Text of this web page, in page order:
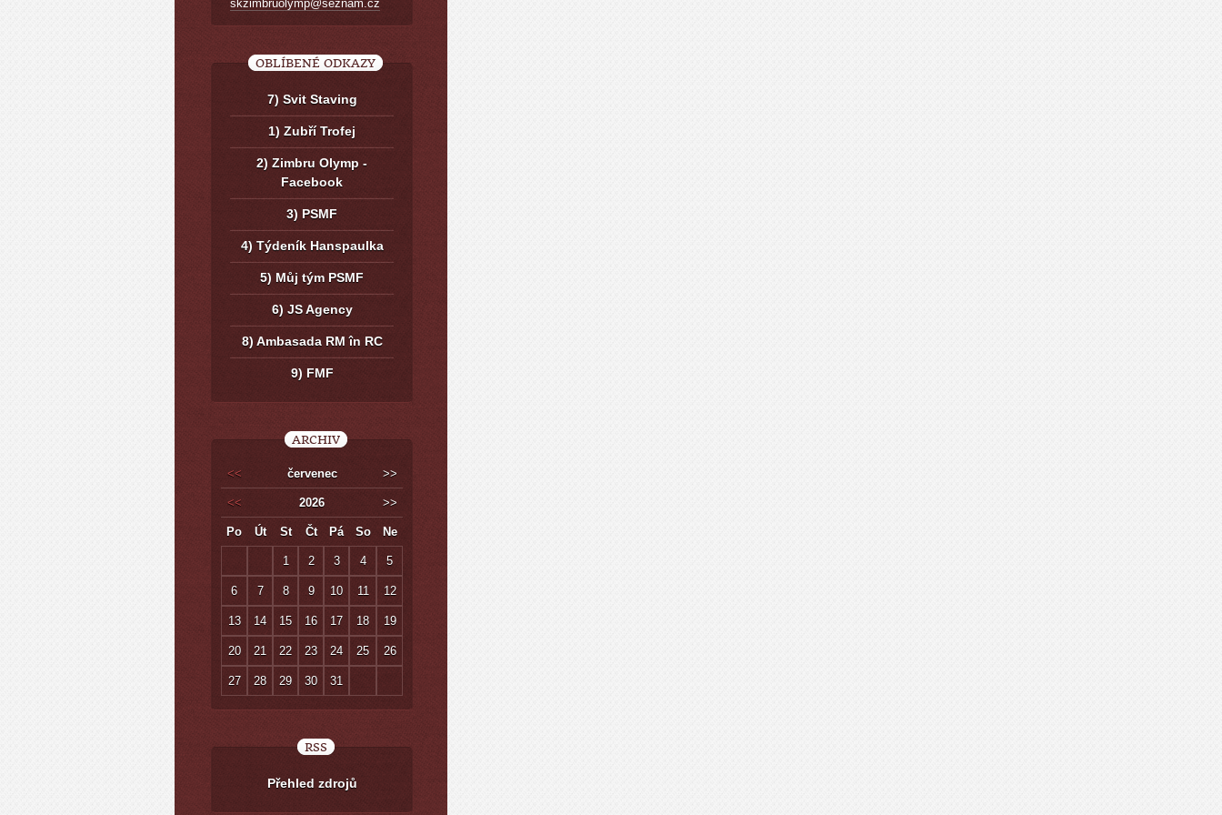
skzimbruolymp@seznam.cz
OBLÍBENÉ ODKAZY
7) Svit Staving
1) Zubří Trofej
2) Zimbru Olymp -
Facebook
3) PSMF
4) Týdeník Hanspaulka
5) Můj tým PSMF
6) JS Agency
8) Ambasada RM în RC
9) FMF
ARCHIV
<< červenec >>
<< 2026 >>
Po Út St Čt Pá So Ne
1 2 3 4 5
6 7 8 9 10 11 12
13 14 15 16 17 18 19
20 21 22 23 24 25 26
27 28 29 30 31
RSS
Přehled zdrojů